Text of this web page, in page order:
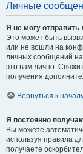
Личные
Я не могу
Это может быть
или не вошли на
личных сообщений
это вам лично.
получения
Вернуться к
Я постоянно
Вы можете
используя правила
получаете